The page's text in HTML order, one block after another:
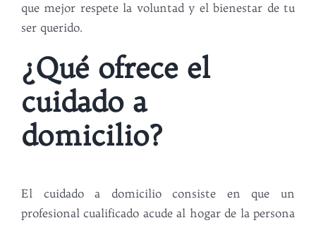
que mejor respete la voluntad y el bienestar de tu
ser querido.
¿Qué ofrece el
cuidado a
domicilio?
El cuidado a domicilio consiste en que un
profesional cualificado acude al hogar de la persona